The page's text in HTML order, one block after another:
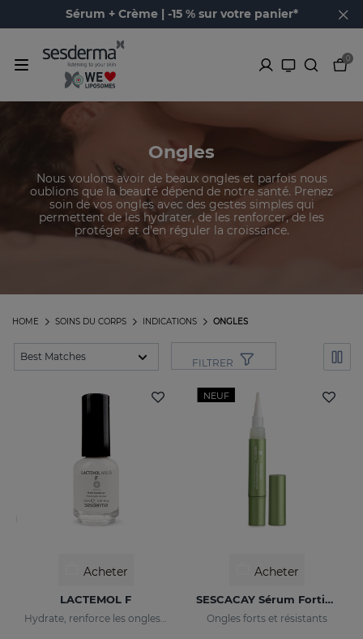
Sérum + Crème | -15 % sur votre panier*
0
Ongles
Nous voulons avoir de beaux ongles et parfois nous
oublions que la beauté dépend de notre santé. Prenez
soin de vos ongles avec des gestes simples qui
permettent de les hydrater, de les renforcer, de les
protéger et d’en réguler la croissance.
ONGLES
INDICATIONS
SOINS DU CORPS
HOME
FILTRER
Acheter
LACTEMOL F
Hydrate, renforce les ongles en les rendant plus souples et résistants.
NEUF
Acheter
SESCACAY Sérum Fortifiant Pour Ongles
Ongles forts et résistants